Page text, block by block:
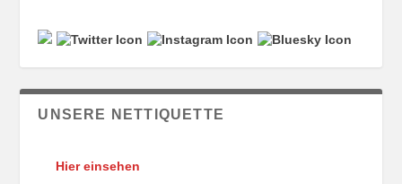
UNSERE NETTIQUETTE
Hier einsehen